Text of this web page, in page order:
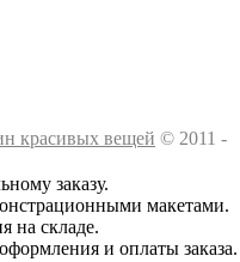
красивых вещей © 2011 -
заказу.
макетами.
на складе.
и оплаты заказа.